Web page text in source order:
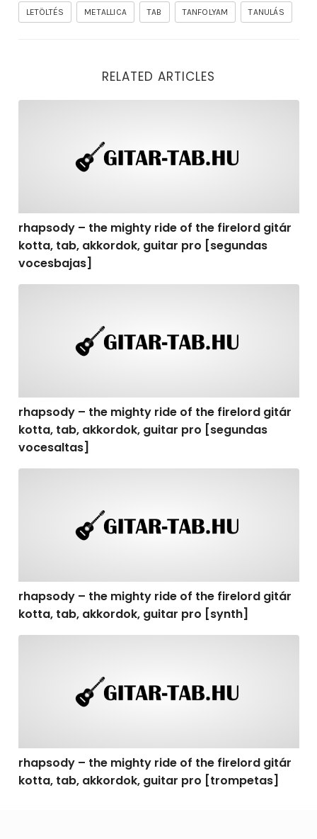
LETÖLTÉS METALLICA TAB TANFOLYAM TANULÁS
RELATED ARTICLES
rhapsody – the mighty ride of the firelord gitár
kotta, tab, akkordok, guitar pro [segundas
vocesbajas]
rhapsody – the mighty ride of the firelord gitár
kotta, tab, akkordok, guitar pro [segundas
vocesaltas]
rhapsody – the mighty ride of the firelord gitár
kotta, tab, akkordok, guitar pro [synth]
rhapsody – the mighty ride of the firelord gitár
kotta, tab, akkordok, guitar pro [trompetas]